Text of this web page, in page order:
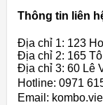
Thông tin liên
Địa chỉ 1: 123
Địa chỉ 2: 165
Địa chỉ 3: 60 Lê
Hotline: 0971
Email: